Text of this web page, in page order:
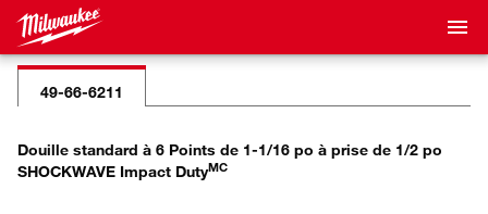
49-66-6211
Douille standard à 6 Points de 1-1/16 po à prise de 1/2 po
SHOCKWAVE Impact DutyMC